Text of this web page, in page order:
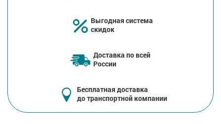
Выгодная система
скидок
Доставка по всей
России
Бесплатная доставка
до транспортной компании